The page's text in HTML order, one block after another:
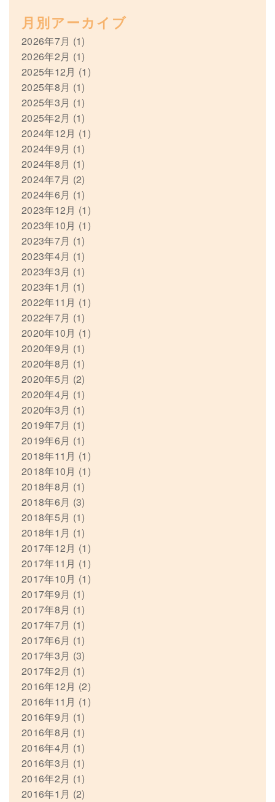
月別アーカイブ
2026年7月 (1)
2026年2月 (1)
2025年12月 (1)
2025年8月 (1)
2025年3月 (1)
2025年2月 (1)
2024年12月 (1)
2024年9月 (1)
2024年8月 (1)
2024年7月 (2)
2024年6月 (1)
2023年12月 (1)
2023年10月 (1)
2023年7月 (1)
2023年4月 (1)
2023年3月 (1)
2023年1月 (1)
2022年11月 (1)
2022年7月 (1)
2020年10月 (1)
2020年9月 (1)
2020年8月 (1)
2020年5月 (2)
2020年4月 (1)
2020年3月 (1)
2019年7月 (1)
2019年6月 (1)
2018年11月 (1)
2018年10月 (1)
2018年8月 (1)
2018年6月 (3)
2018年5月 (1)
2018年1月 (1)
2017年12月 (1)
2017年11月 (1)
2017年10月 (1)
2017年9月 (1)
2017年8月 (1)
2017年7月 (1)
2017年6月 (1)
2017年3月 (3)
2017年2月 (1)
2016年12月 (2)
2016年11月 (1)
2016年9月 (1)
2016年8月 (1)
2016年4月 (1)
2016年3月 (1)
2016年2月 (1)
2016年1月 (2)